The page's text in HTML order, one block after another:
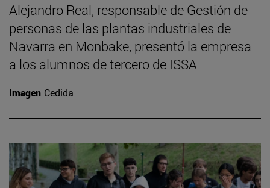
Alejandro Real, responsable de Gestión de
personas de las plantas industriales de
Navarra en Monbake, presentó la empresa
a los alumnos de tercero de ISSA
Imagen Cedida